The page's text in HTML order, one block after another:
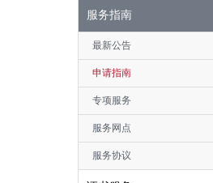
服务指南
最新公告
申请指南
专项服务
服务网点
服务协议